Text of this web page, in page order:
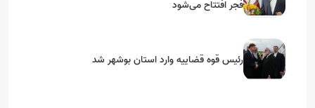
فجر افتتاح می‌شود
رئیس قوه قضاییه وارد استان بوشهر شد